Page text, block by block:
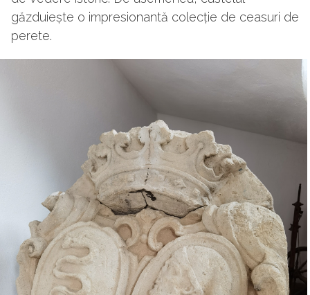
găzduiește o impresionantă colecție de ceasuri de
perete.